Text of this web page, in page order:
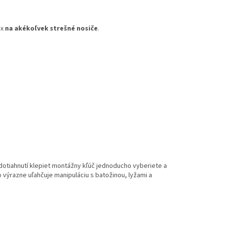
na akékoľvek strešné nosiče.
klepiet montážny kľúč jednoducho vyberiete a
uľahčuje manipuláciu s batožinou, lyžami a